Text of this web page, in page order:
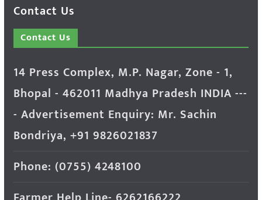
Contact Us
Contact Us
14 Press Complex, M.P. Nagar, Zone - 1,
Bhopal - 462011 Madhya Pradesh INDIA ---
- Advertisement Enquiry: Mr. Sachin
Bondriya, +91 9826021837
Phone: (0755) 4248100